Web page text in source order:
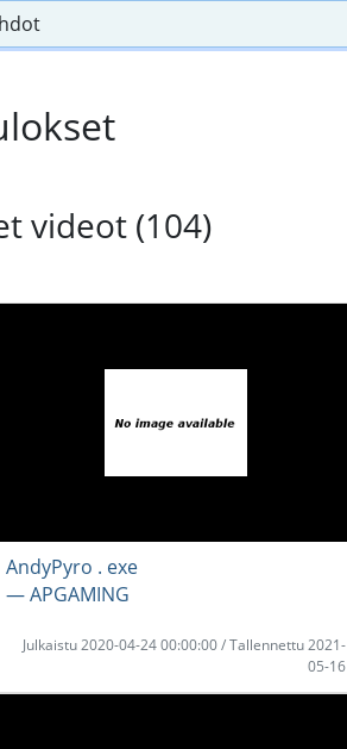
videot (104)
AndyPyro . exe
― APGAMING
Julkaistu 2020-04-24 00:00:00 / Tallennettu 2021-
05-16